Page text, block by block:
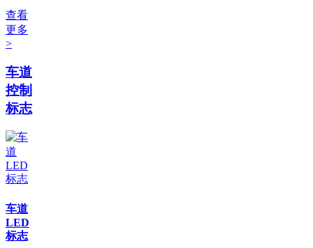
查看
更多
>
车道
控制
标志
车道
LED
标志